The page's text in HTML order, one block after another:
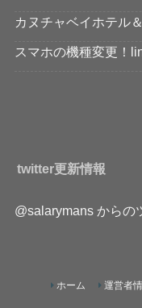
カヌチャベイホテル
スマホの機種変更！
twitter更新情報
@salarymans からの
ホーム 運営者